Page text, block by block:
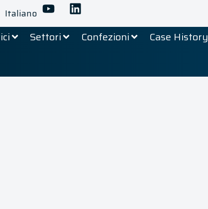
Italiano
Settori Confezioni Case History